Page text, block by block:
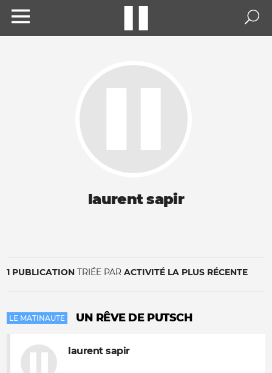
laurent sapir
1 PUBLICATION TRIÉE PAR ACTIVITÉ LA PLUS RÉCENTE
LE MATINAUTE UN RÊVE DE PUTSCH
laurent sapir